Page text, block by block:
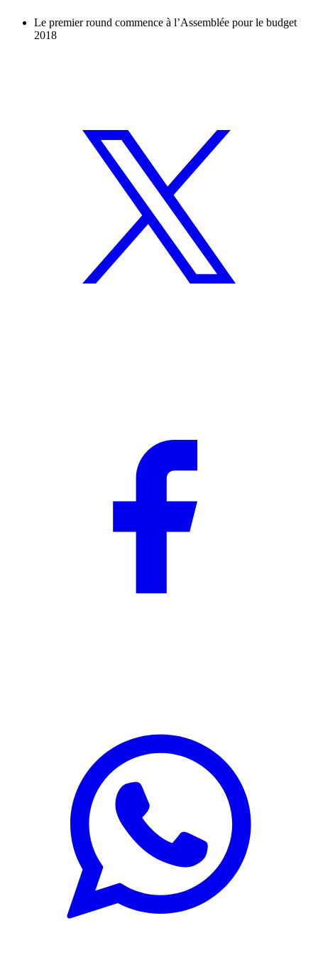
Le premier round commence à l’Assemblée pour le budget
2018